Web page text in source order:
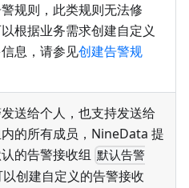
规则，此类规则无法修
根据业务需求创建自定义
息，请参见创建告警规
送给个人，也支持发送给
的所有成员，NineData 提
的告警接收组 默认告警
以创建自定义的告警接收